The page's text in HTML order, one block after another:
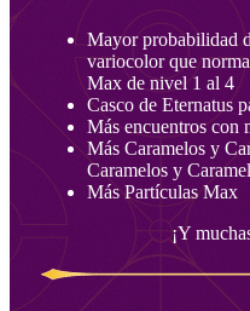
Mayor probabilidad
variocolor que
Max de nivel 1 al 4
Casco de Eternatus
Más encuentros con
Más Caramelos y
Caramelos y
Más Partículas Max
¡Y